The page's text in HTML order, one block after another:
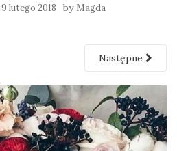
9 lutego 2018 by Magda
Następne